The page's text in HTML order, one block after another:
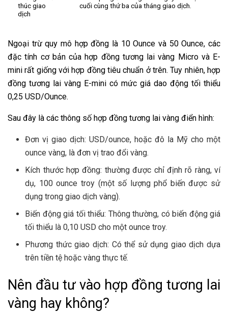
thúc giao
dịch
cuối cùng thứ ba của tháng giao dịch.
Ngoại trừ quy mô hợp đồng là 10 Ounce và 50 Ounce, các
đặc tính cơ bản của hợp đồng tương lai vàng Micro và E-
mini rất giống với hợp đồng tiêu chuẩn ở trên. Tuy nhiên, hợp
đồng tương lai vàng E-mini có mức giá dao động tối thiểu
0,25 USD/Ounce.
Sau đây là các thông số hợp đồng tương lai vàng điển hình:
Đơn vị giao dịch: USD/ounce, hoặc đô la Mỹ cho một
ounce vàng, là đơn vị trao đổi vàng.
Kích thước hợp đồng: thường được chỉ định rõ ràng, ví
dụ, 100 ounce troy (một số lượng phổ biến được sử
dụng trong giao dịch vàng).
Biến động giá tối thiểu: Thông thường, có biến động giá
tối thiểu là 0,10 USD cho một ounce troy.
Phương thức giao dịch: Có thể sử dụng giao dịch dựa
trên tiền tệ hoặc vàng thực tế.
Nên đầu tư vào hợp đồng tương lai
vàng hay không?